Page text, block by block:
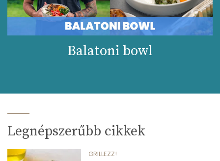
Balatoni bowl
Legnépszerűbb cikkek
GRILLEZZ!